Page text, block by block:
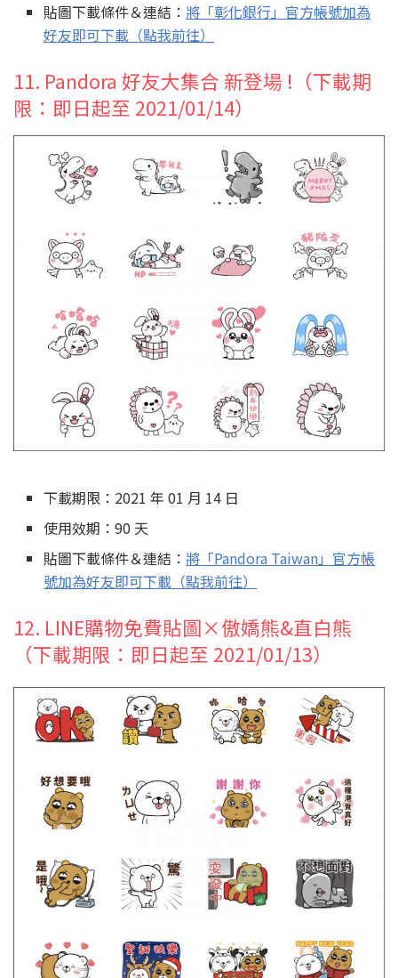
貼圖下載條件＆連結： 將「彰化銀行」官方帳號加為
好友即可下載（點我前往）
11. Pandora 好友大集合 新登場 !（下載期
限：即日起至 2021/01/14）
下載期限：2021 年 01 月 14 日
使用效期：90 天
貼圖下載條件＆連結： 將「Pandora Taiwan」官方帳
號加為好友即可下載（點我前往）
12. LINE購物免費貼圖×傲嬌熊&直白熊
（下載期限：即日起至 2021/01/13）